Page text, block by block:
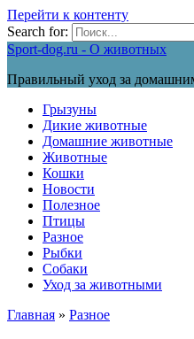
Перейти к контенту
Search for:
Sport-dog.ru - О животных
Правильный уход за
Грызуны
Дикие животные
Домашние животные
Животные
Кошки
Новости
Полезное
Птицы
Разное
Рыбки
Собаки
Уход за животными
Главная » Разное